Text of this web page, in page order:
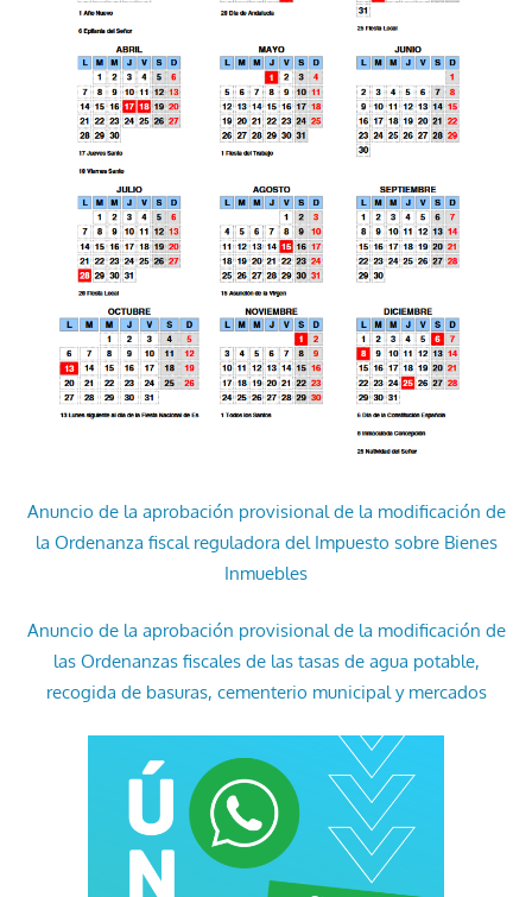
Anuncio de la aprobación provisional de la modificación de
la Ordenanza fiscal reguladora del Impuesto sobre Bienes
Inmuebles
Anuncio de la aprobación provisional de la modificación de
las Ordenanzas fiscales de las tasas de agua potable,
recogida de basuras, cementerio municipal y mercados